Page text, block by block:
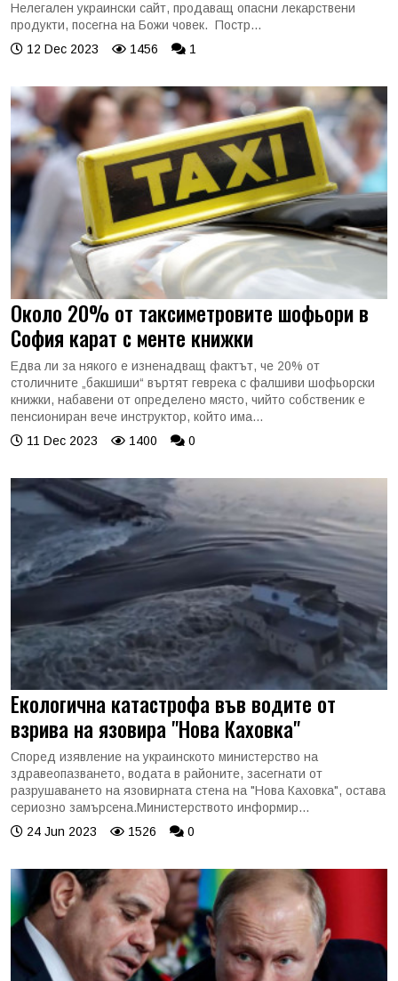
Нелегален украински сайт, продаващ опасни лекарствени
продукти, посегна на Божи човек. Постр...
12 Dec 2023
1456 1
Около 20% от таксиметровите шофьори в
София карат с менте книжки
Едва ли за някого е изненадващ фактът, че 20% от
столичните „бакшиши“ въртят геврека с фалшиви шофьорски
книжки, набавени от определено място, чийто собственик е
пенсиониран вече инструктор, който има...
11 Dec 2023
1400 0
Екологична катастрофа във водите от
взрива на язовира "Нова Каховка"
Според изявление на украинското министерство на
здравеопазването, водата в районите, засегнати от
разрушаването на язовирната стена на "Нова Каховка", остава
сериозно замърсена.Министерството информир...
24 Jun 2023
1526 0